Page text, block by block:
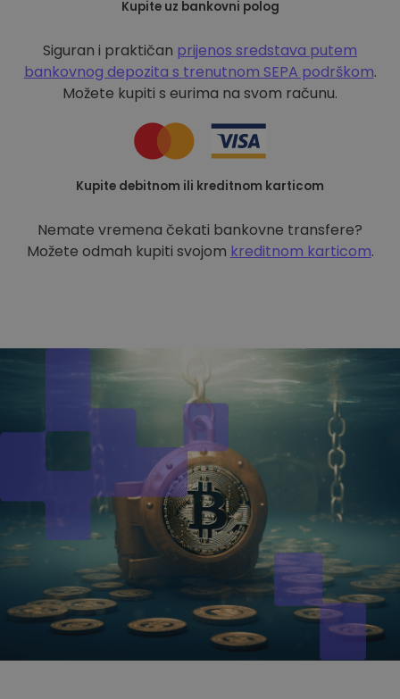
Kupite uz bankovni polog
Siguran i praktičan prijenos sredstava putem
bankovnog depozita s trenutnom SEPA podrškom.
Možete kupiti s eurima na svom računu.
Kupite debitnom ili kreditnom karticom
Nemate vremena čekati bankovne transfere?
Možete odmah kupiti svojom kreditnom karticom.